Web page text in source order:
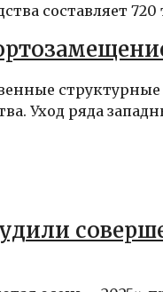
составляет 720
Уход ряда